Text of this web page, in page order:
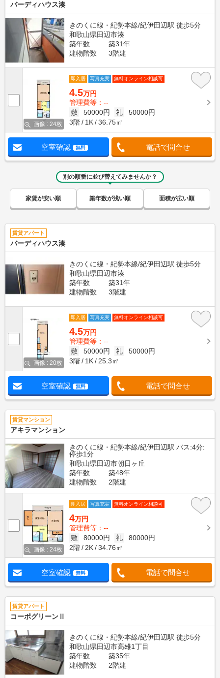
バーディハウス湊
きのくに線・紀勢本線/紀伊田辺駅 徒歩5分
和歌山県田辺市湊
築年数
築31年
建物階数
3階建
画像 : 24枚
即入居 写真充実 無料オンライン相談可
4.5万円
管理費等：--
敷
50000円 礼
50000円
3階
1K 36.75㎡
空室確認 無料 電話で問合せ
別の順番に並び替えてみませんか？
家賃が安い順 築年数が浅い順 面積が広い順
賃貸アパート
バーディハウス湊
きのくに線・紀勢本線/紀伊田辺駅 徒歩5分
和歌山県田辺市湊
築年数
築31年
建物階数
3階建
画像 : 20枚
即入居 写真充実 無料オンライン相談可
4.5万円
管理費等：--
敷
50000円 礼
50000円
3階
1K 25.3㎡
空室確認 無料 電話で問合せ
賃貸マンション
アキラマンション
きのくに線・紀勢本線/紀伊田辺駅 バス:4分:
停歩1分
和歌山県田辺市朝日ヶ丘
築年数
築48年
建物階数
2階建
画像 : 24枚
即入居 写真充実 無料オンライン相談可
4万円
管理費等：--
敷
80000円 礼
80000円
2階
2K 34.76㎡
空室確認 無料 電話で問合せ
賃貸アパート
コーポグリーンⅡ
きのくに線・紀勢本線/紀伊田辺駅 徒歩5分
和歌山県田辺市高雄1丁目
築年数
築35年
建物階数
2階建